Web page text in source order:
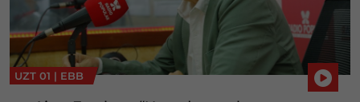
UZT 01 | EBB